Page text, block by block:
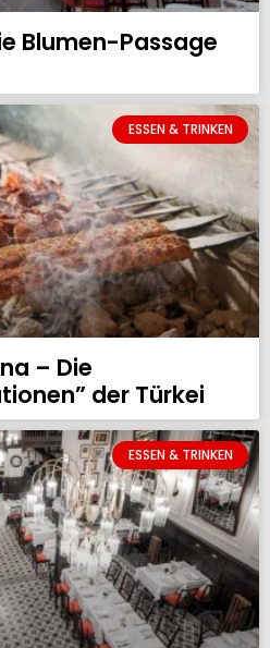
Blumen-Passage
ESSEN & TRINKEN
– Die
der Türkei
ESSEN & TRINKEN